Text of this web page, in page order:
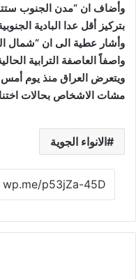
وأضاف ان “مدن الجنوب
بتركيز أقل عدا البادية
وأشار عطية الى ان “شمال
واصفاً العاصفة الترابية
ويتعرض العراق منذ يوم أمس
مشات الاشخاص بحالات
الانواء الجوية